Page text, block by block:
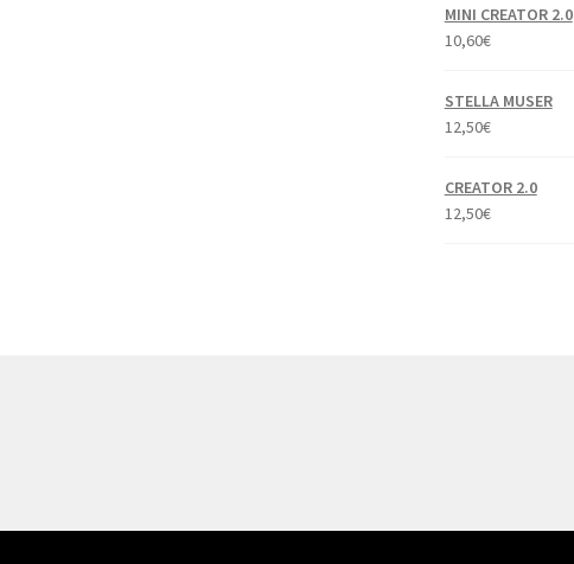
MINI CREATOR 2.0
10,60€
STELLA MUSER
12,50€
CREATOR 2.0
12,50€